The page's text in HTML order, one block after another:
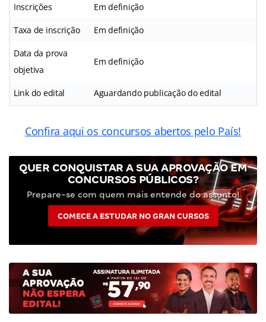
Inscrições Em definição
Taxa de inscrição Em definição
Data da prova
objetiva
Em definição
Link do edital Aguardando publicação do edital
Confira aqui os concursos abertos pelo País!
QUER CONQUISTAR A SUA APROVAÇÃO EM
CONCURSOS PÚBLICOS?
Prepare-se com quem mais entende do assunto!
COMECE A ESTUDAR NO GRAN CURSOS